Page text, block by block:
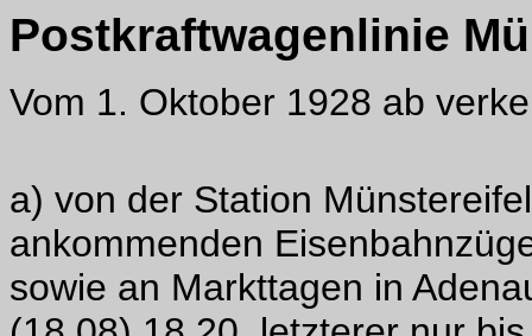
Postkraftwagenlinie
Vom 1. Oktober 1928 ab
a) von der Station
ankommenden
sowie an Markttagen in